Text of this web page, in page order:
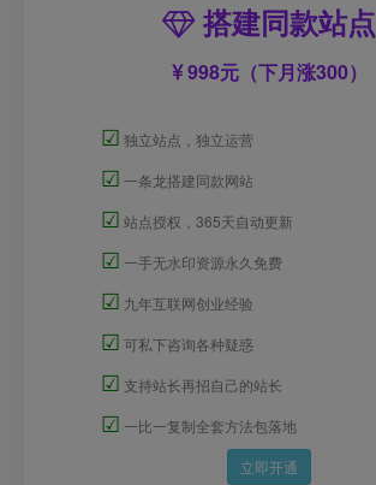
搭建同款站点
998元（下月涨300）
☑ 独立站点，独立运营
☑ 一条龙搭建同款网站
☑ 站点授权，365天自动更新
☑ 一手无水印资源永久免费
☑ 九年互联网创业经验
☑ 可私下咨询各种疑惑
☑ 支持站长再招自己的站长
☑ 一比一复制全套方法包落地
立即开通